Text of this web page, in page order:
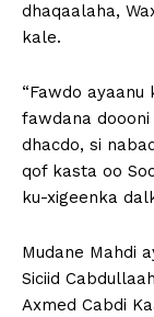
dhaqaalaha,
kale.
“Fawdo
fawdana doooni
dhacdo, si
qof kasta oo
ku-xigeenka
Mudane Mahdi
Siciid
Axmed Cabdi